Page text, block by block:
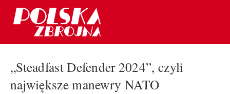
„Steadfast Defender 2024”, czyli
największe manewry NATO